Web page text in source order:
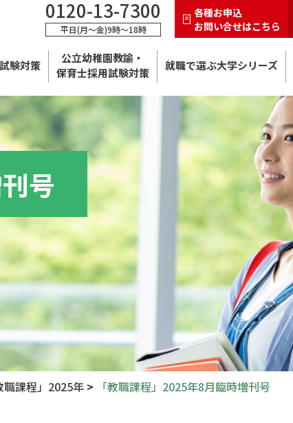
0120-13-7300
平日(月～金)9時～18時
各種お申込
お問い合せはこちら
験対策
公立幼稚園教諭・
保育士採用試験対策
就職で選ぶ大学シリーズ
号
職課程」2025年 > 「教職課程」2025年8月臨時増刊号